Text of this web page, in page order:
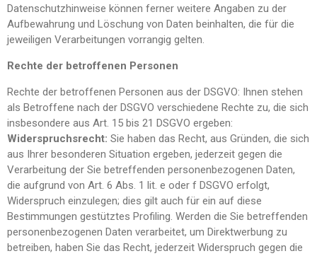
Datenschutzhinweise können ferner weitere Angaben zu der
Aufbewahrung und Löschung von Daten beinhalten, die für die
jeweiligen Verarbeitungen vorrangig gelten.
Rechte der betroffenen Personen
Rechte der betroffenen Personen aus der DSGVO: Ihnen stehen
als Betroffene nach der DSGVO verschiedene Rechte zu, die sich
insbesondere aus Art. 15 bis 21 DSGVO ergeben:
Widerspruchsrecht: Sie haben das Recht, aus Gründen, die sich
aus Ihrer besonderen Situation ergeben, jederzeit gegen die
Verarbeitung der Sie betreffenden personenbezogenen Daten,
die aufgrund von Art. 6 Abs. 1 lit. e oder f DSGVO erfolgt,
Widerspruch einzulegen; dies gilt auch für ein auf diese
Bestimmungen gestütztes Profiling. Werden die Sie betreffenden
personenbezogenen Daten verarbeitet, um Direktwerbung zu
betreiben, haben Sie das Recht, jederzeit Widerspruch gegen die